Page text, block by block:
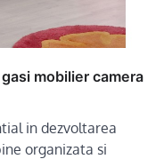
mobilier camera
in dezvoltarea
organizata si